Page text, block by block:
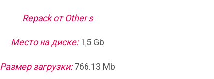
Repack от Other s
Место на диске:1,5 Gb
Размер загрузки:766.13 Mb